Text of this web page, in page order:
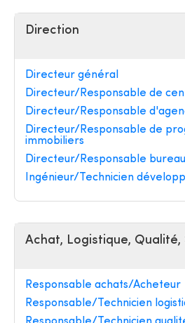
Direction
Directeur général
Directeur/Responsable de
Directeur/Responsable
Directeur/Responsable de
immobiliers
Directeur/Responsable
Ingénieur/Technicien
Achat, Logistique, Qualité,
Responsable achats/Acheteur
Responsable/Technicien